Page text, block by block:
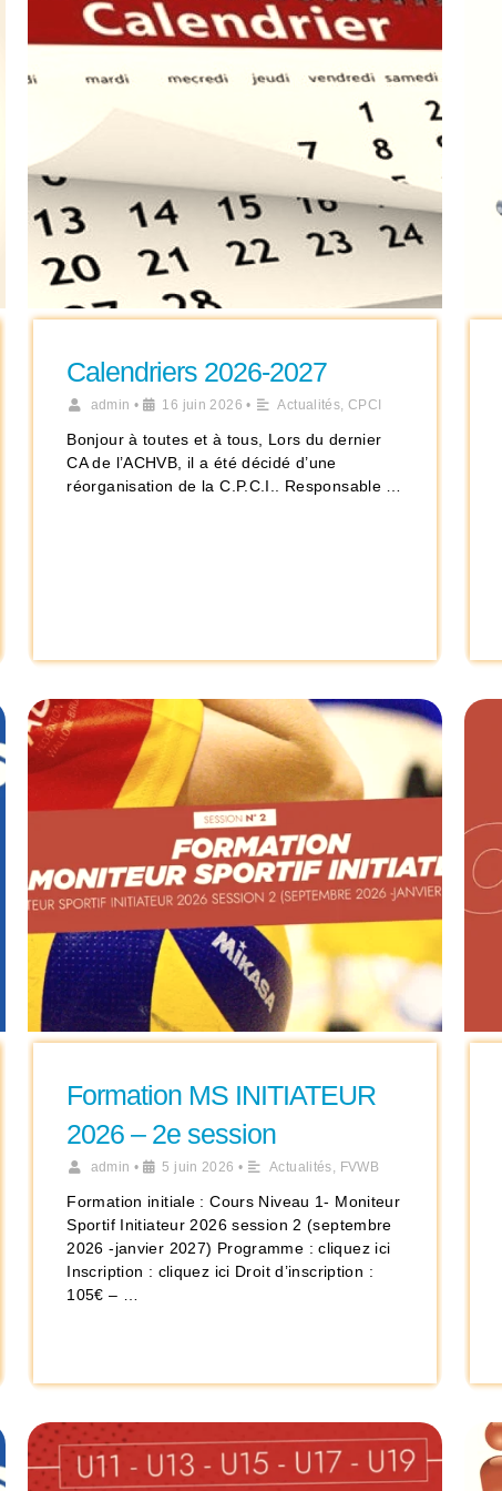
Calendriers 2026-2027
admin • 16 juin 2026 • Actualités, CPCI
Bonjour à toutes et à tous, Lors du dernier
CA de l’ACHVB, il a été décidé d’une
réorganisation de la C.P.C.I.. Responsable …
Formation MS INITIATEUR
2026 – 2e session
admin • 5 juin 2026 • Actualités, FVWB
Formation initiale : Cours Niveau 1- Moniteur
Sportif Initiateur 2026 session 2 (septembre
2026 -janvier 2027) Programme : cliquez ici
Inscription : cliquez ici Droit d’inscription :
105€ – …